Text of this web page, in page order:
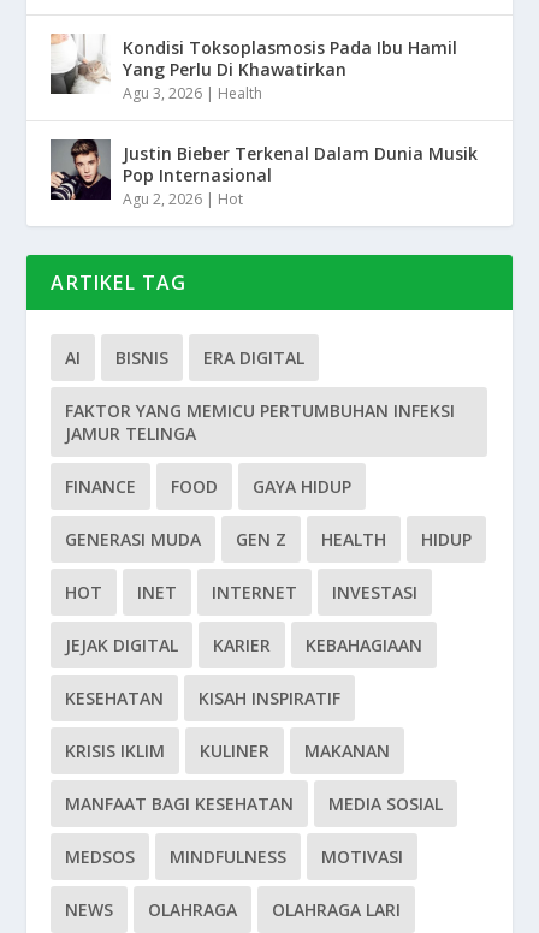
Kondisi Toksoplasmosis Pada Ibu Hamil
Yang Perlu Di Khawatirkan
Agu 3, 2026 | Health
Justin Bieber Terkenal Dalam Dunia Musik
Pop Internasional
Agu 2, 2026 | Hot
ARTIKEL TAG
AI BISNIS ERA DIGITAL
FAKTOR YANG MEMICU PERTUMBUHAN INFEKSI
JAMUR TELINGA
FINANCE FOOD GAYA HIDUP
GENERASI MUDA GEN Z HEALTH HIDUP
HOT INET INTERNET INVESTASI
JEJAK DIGITAL KARIER KEBAHAGIAAN
KESEHATAN KISAH INSPIRATIF
KRISIS IKLIM KULINER MAKANAN
MANFAAT BAGI KESEHATAN MEDIA SOSIAL
MEDSOS MINDFULNESS MOTIVASI
NEWS OLAHRAGA OLAHRAGA LARI